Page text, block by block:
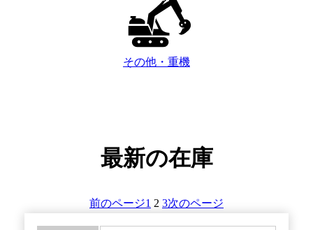
その他・重機
最新の在庫
前のページ1 2 3次のページ